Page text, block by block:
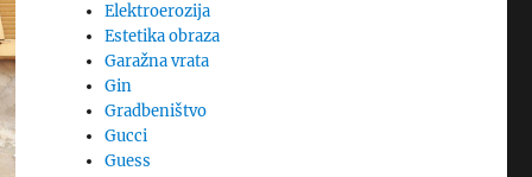
Elektroerozija
Estetika obraza
Garažna vrata
Gin
Gradbeništvo
Gucci
Guess